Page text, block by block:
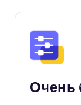
Очень